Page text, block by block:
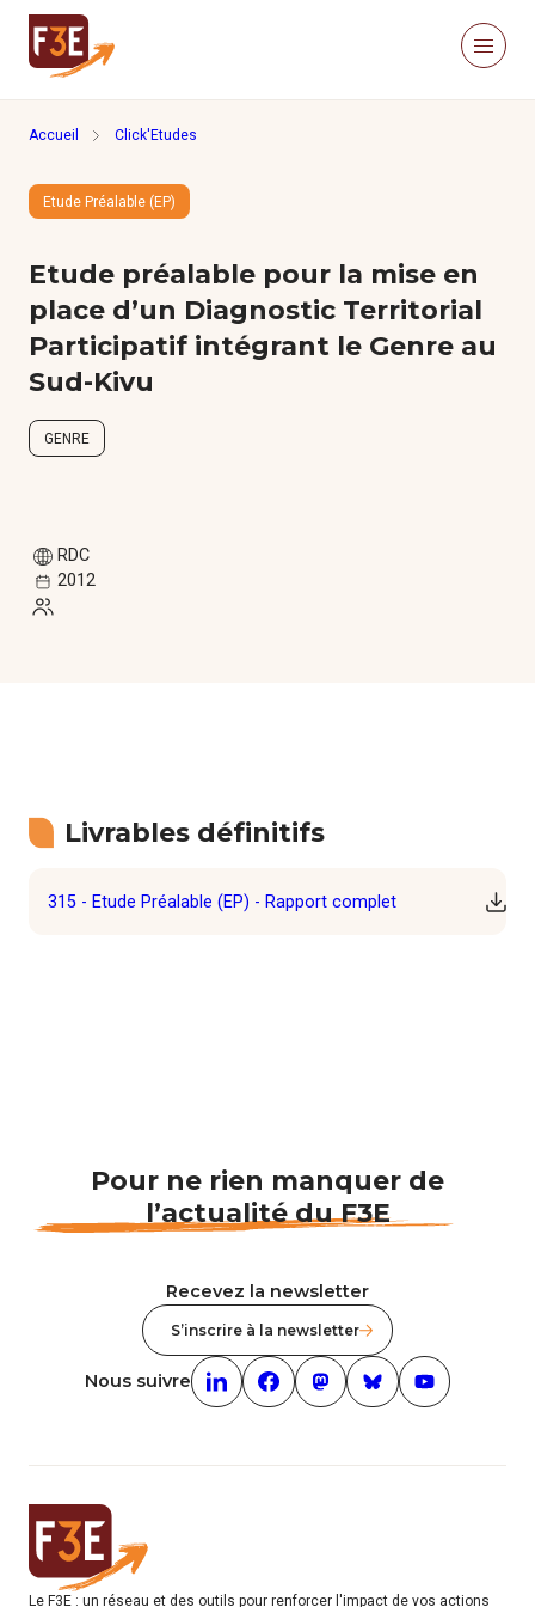
Aller au contenu principal
Menu
Recherche sur le site
Ressources Click’Études
Je m’informe
Méthodologies
Formations
Communautés de pratique
Accueil Click'Etudes
Etude Préalable (EP)
Etude préalable pour la mise en
place d’un Diagnostic Territorial
Participatif intégrant le Genre au
Sud-Kivu
GENRE
RDC
2012
Livrables définitifs
315 - Etude Préalable (EP) - Rapport complet
Pour ne rien manquer de
l’actualité du F3E
Recevez la newsletter
S’inscrire à la newsletter
Nous suivre Linkedin (nouvelle fenêtre)
Facebook (nouvelle fenêtre)
mastodon (nouvelle
Bluesky (nouvelle
Youtube
Le F3E : un réseau et des outils pour renforcer l'impact de vos actions
Panneau de gestion des cookies